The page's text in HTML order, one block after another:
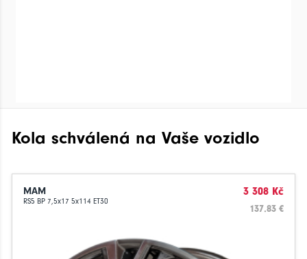
Kola schválená na Vaše vozidlo
MAM
RS5 BP 7,5x17 5x114 ET30
3 308 Kč
137.83 €